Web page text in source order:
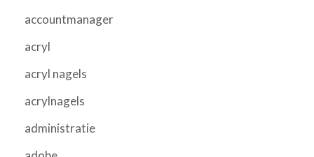
accountmanager
acryl
acryl nagels
acrylnagels
administratie